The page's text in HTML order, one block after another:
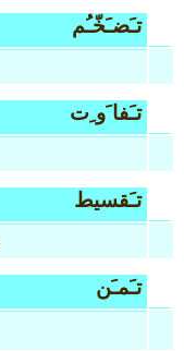
تـَضـَخّـُم
تـَفا َو ِت
تـَقسيط
تـَمـَن